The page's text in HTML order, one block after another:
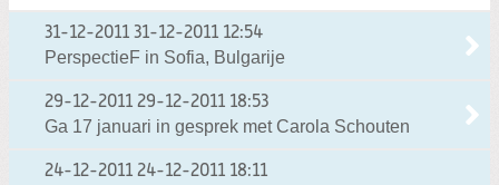
31-12-2011 31-12-2011 12:54
PerspectieF in Sofia, Bulgarije
29-12-2011 29-12-2011 18:53
Ga 17 januari in gesprek met Carola Schouten
24-12-2011 24-12-2011 18:11